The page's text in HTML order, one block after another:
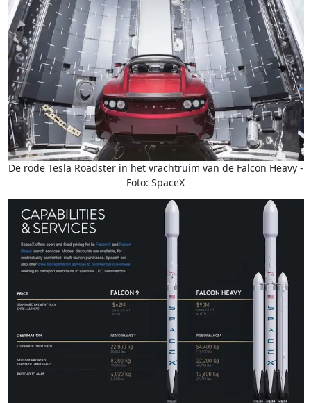
De rode Tesla Roadster in het vrachtruim van de Falcon Heavy -
Foto: SpaceX